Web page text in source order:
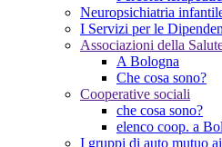
Neuropsichiatria
I Servizi per le
Associazioni della
A Bologna
Che cosa sono?
Cooperative sociali
che cosa sono?
elenco coop. a
I gruppi di auto mutuo